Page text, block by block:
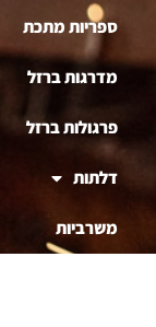
ספריות מתכת
מדרגות ברזל
פרגולות ברזל
דלתות
משרביות